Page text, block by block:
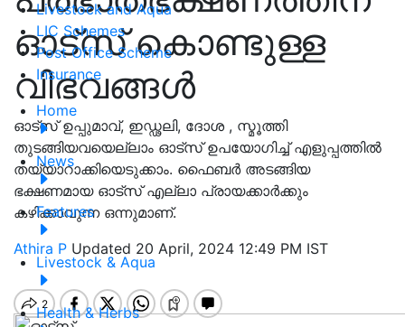
Livestock and Aqua
LIC Schemes
Post Office Scheme
Insurance
Home
News
Features
Livestock & Aqua
Health & Herbs
ഓട്സ് കൊണ്ടുള്ള
വിഭവങ്ങൾ
ഓട്‌സ് ഉപ്പുമാവ്, ഇഡ്ഢലി, ദോശ , സ്മൂത്തി
തുടങ്ങിയവയെല്ലാം ഓട്സ് ഉപയോഗിച്ച് എളുപ്പത്തിൽ
തയ്യാറാക്കിയെടുക്കാം. ഫൈബർ അടങ്ങിയ
ഭക്ഷണമായ ഓട്സ് എല്ലാ പ്രായക്കാർക്കും
കഴിക്കാവുന്ന ഒന്നുമാണ്.
Athira P Updated 20 April, 2024 12:49 PM IST